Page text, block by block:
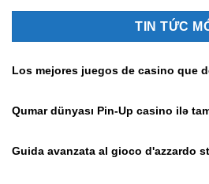
TIN TỨC
Los mejores juegos de casino que
Qumar dünyası Pin-Up casino ilə
Guida avanzata al gioco d'azzardo